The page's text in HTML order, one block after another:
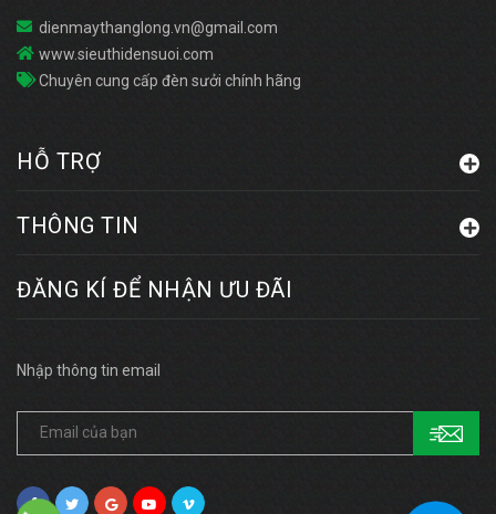
dienmaythanglong.vn@gmail.com
www.sieuthidensuoi.com
Chuyên cung cấp đèn sưởi chính hãng
HỖ TRỢ
THÔNG TIN
ĐĂNG KÍ ĐỂ NHẬN ƯU ĐÃI
Nhập thông tin email